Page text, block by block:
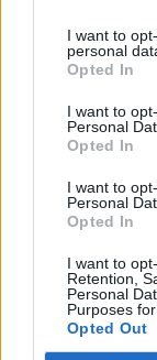
I want to
personal
Opted In
I want to
Personal
Opted In
I want to
Personal
Opted In
I want to
Retention,
Personal
Purposes
Opted Out
Så vill
Christopher
locka
sicilianska ön
myndigheter
turistboomen